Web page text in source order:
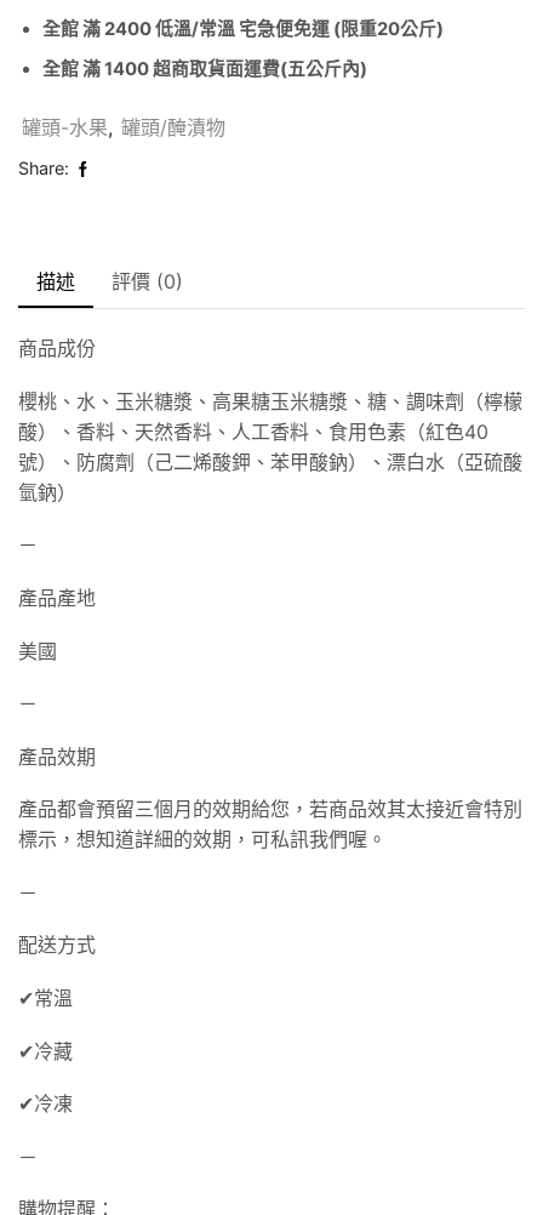
全館 滿 2400 低溫/常溫 宅急便免運 (限重20公斤)
全館 滿 1400 超商取貨面運費(五公斤內)
罐頭-水果, 罐頭/醃漬物
Share:
描述 評價 (0)
商品成份
櫻桃、水、玉米糖漿、高果糖玉米糖漿、糖、調味劑（檸檬
酸）、香料、天然香料、人工香料、食用色素（紅色40
號）、防腐劑（己二烯酸鉀、苯甲酸鈉）、漂白水（亞硫酸
氫鈉）
－
產品產地
美國
－
產品效期
產品都會預留三個月的效期給您，若商品效其太接近會特別
標示，想知道詳細的效期，可私訊我們喔。
－
配送方式
✔常溫
✔冷藏
✔冷凍
－
購物提醒：